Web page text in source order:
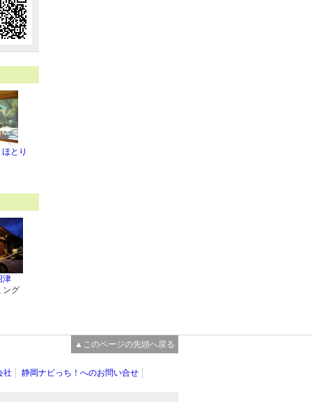
とり
津
ング
▲このページの先頭へ戻る
社 静岡ナビっち！へのお問い合せ